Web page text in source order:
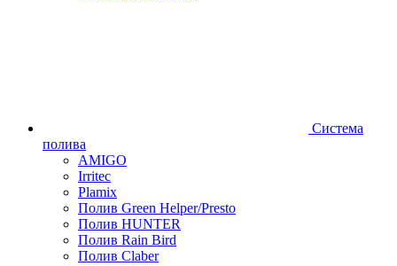
Система
полива
AMIGO
Irritec
Plamix
Полив Green Helper/Presto
Полив HUNTER
Полив Rain Bird
Полив Claber